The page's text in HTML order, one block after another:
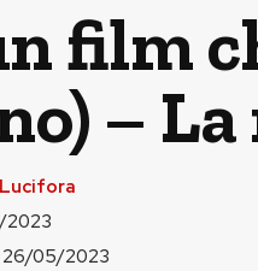
film
–
26/05/2023